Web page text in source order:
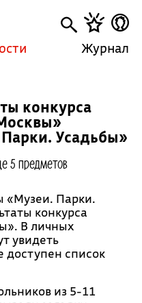
Журнал
конкурса
Усадьбы»
5 предметов
«Музеи. Парки.
конкурса
В личных
увидеть
список
из 5-11